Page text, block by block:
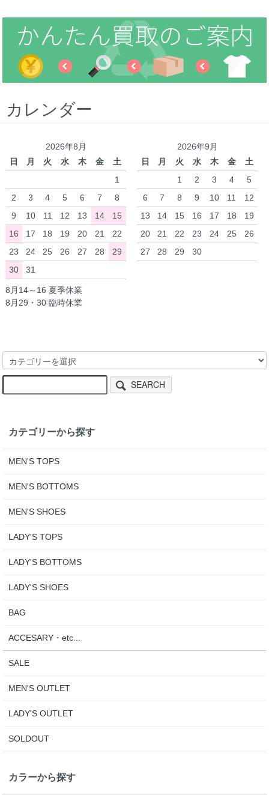
カレンダー
2026年8月
日
月 火 水 木 金
土
1
2
3 4 5 6 7
8
9
10 11 12 13 14
15
16
17 18 19 20 21
22
23
24 25 26 27 28
29
30
31
2026年9月
日
月 火 水 木 金
土
1
2 3 4
5
6
7 8 9 10 11
12
13
14 15 16 17 18
19
20
21 22 23 24 25
26
27
28 29 30
8月14～16 夏季休業
8月29・30 臨時休業
SEARCH
カテゴリーから探す
MEN'S TOPS
MEN'S BOTTOMS
MEN'S SHOES
LADY'S TOPS
LADY'S BOTTOMS
LADY'S SHOES
BAG
ACCESARY・etc...
SALE
MEN'S OUTLET
LADY'S OUTLET
SOLDOUT
カラーから探す